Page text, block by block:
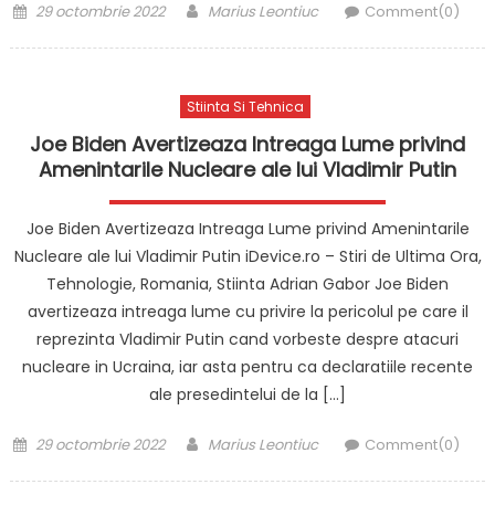
Posted
29 octombrie 2022 Author
Marius Leontiuc Comment(0)
Stiinta Si Tehnica
Joe Biden Avertizeaza Intreaga Lume privind
Amenintarile Nucleare ale lui Vladimir Putin
Joe Biden Avertizeaza Intreaga Lume privind Amenintarile
Nucleare ale lui Vladimir Putin iDevice.ro – Stiri de Ultima Ora,
Tehnologie, Romania, Stiinta Adrian Gabor Joe Biden
avertizeaza intreaga lume cu privire la pericolul pe care il
reprezinta Vladimir Putin cand vorbeste despre atacuri
nucleare in Ucraina, iar asta pentru ca declaratiile recente
ale presedintelui de la […]
Posted
29 octombrie 2022 Author
Marius Leontiuc Comment(0)